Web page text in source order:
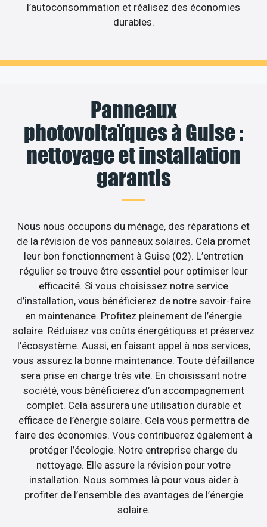
l’autoconsommation et réalisez des économies
durables.
Panneaux
photovoltaïques à Guise :
nettoyage et installation
garantis
Nous nous occupons du ménage, des réparations et
de la révision de vos panneaux solaires. Cela promet
leur bon fonctionnement à Guise (02). L’entretien
régulier se trouve être essentiel pour optimiser leur
efficacité. Si vous choisissez notre service
d’installation, vous bénéficierez de notre savoir-faire
en maintenance. Profitez pleinement de l’énergie
solaire. Réduisez vos coûts énergétiques et préservez
l’écosystème. Aussi, en faisant appel à nos services,
vous assurez la bonne maintenance. Toute défaillance
sera prise en charge très vite. En choisissant notre
société, vous bénéficierez d’un accompagnement
complet. Cela assurera une utilisation durable et
efficace de l’énergie solaire. Cela vous permettra de
faire des économies. Vous contribuerez également à
protéger l’écologie. Notre entreprise charge du
nettoyage. Elle assure la révision pour votre
installation. Nous sommes là pour vous aider à
profiter de l’ensemble des avantages de l’énergie
solaire.